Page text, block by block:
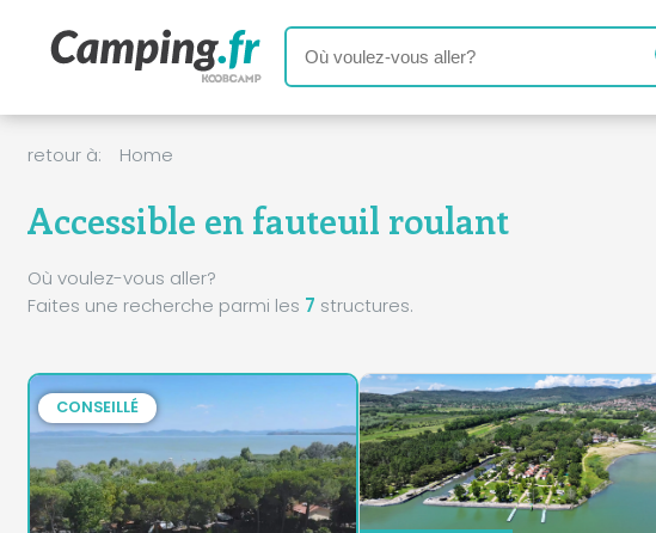
retour à: Home
Accessible en fauteuil roulant
Où voulez-vous aller?
Faites une recherche parmi les 7 structures.
CONSEILLÉ